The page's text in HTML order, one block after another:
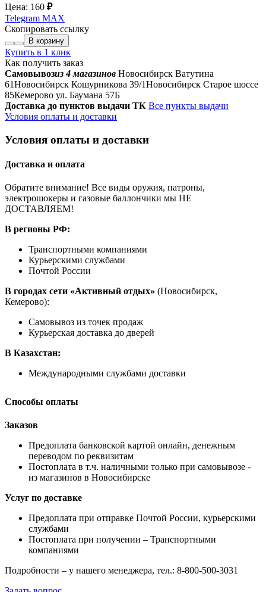
Цена: 160 ₽
Telegram MAX
Скопировать ссылку
В корзину
Купить в 1 клик
Как получить заказ
Самовывозиз 4 магазинов Новосибирск Ватутина
61Новосибирск Кошурникова 39/1Новосибирск Старое шоссе
85Кемерово ул. Баумана 57Б
Доставка до пунктов выдачи ТК Все пункты выдачи
Условия оплаты и доставки
Условия оплаты и доставки
Доставка и оплата
Обратите внимание! Все виды оружия, патроны,
электрошокеры и газовые баллончики мы НЕ
ДОСТАВЛЯЕМ!
В регионы РФ:
Транспортными компаниями
Курьерскими службами
Почтой России
В городах сети «Активный отдых» (Новосибирск,
Кемерово):
Самовывоз из точек продаж
Курьерская доставка до дверей
В Казахстан:
Международными службами доставки
Способы оплаты
Заказов
Предоплата банковской картой онлайн, денежным
переводом по реквизитам
Постоплата в т.ч. наличными только при самовывозе -
из магазинов в Новосибирске
Услуг по доставке
Предоплата при отправке Почтой России, курьерскими
службами
Постоплата при получении – Транспортными
компаниями
Подробности – у нашего менеджера, тел.: 8-800-500-3031